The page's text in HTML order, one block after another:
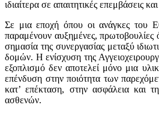
ιδιαίτερα σε απαιτητικές επεμβάσεις
Σε μια εποχή όπου οι ανάγκες του
παραμένουν αυξημένες, πρωτοβουλίες
σημασία της συνεργασίας μεταξύ
δομών. Η ενίσχυση της
εξοπλισμό δεν αποτελεί μόνο μια
επένδυση στην ποιότητα των
κατ’ επέκταση, στην ασφάλεια και
ασθενών.